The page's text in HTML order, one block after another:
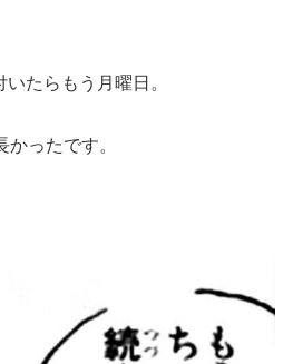
たらもう月曜日。
ったです。